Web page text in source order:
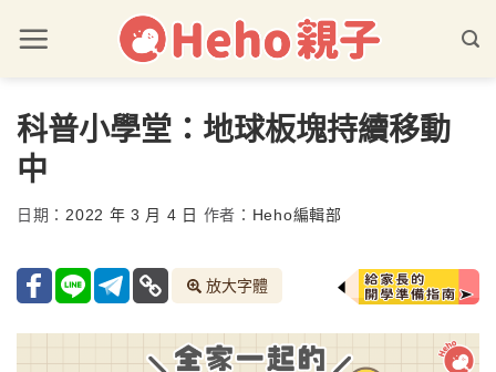
科普小學堂：地球板塊持續移動
中
日期： 2022 年 3 月 4 日 作者： Heho編輯部
放大字體